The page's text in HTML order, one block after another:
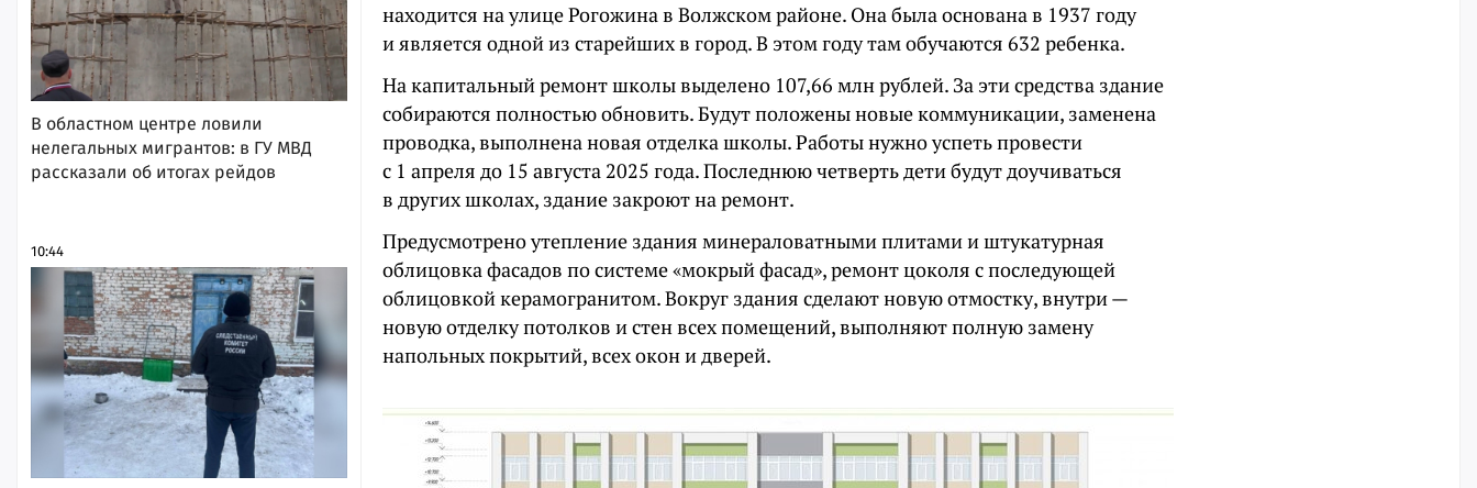
В областном центре ловили
нелегальных мигрантов: в ГУ МВД
рассказали об итогах рейдов
10:44
находится на улице Рогожина в Волжском районе. Она была основана в 1937 году
и является одной из старейших в город. В этом году там обучаются 632 ребенка.
На капитальный ремонт школы выделено 107,66 млн рублей. За эти средства здание
собираются полностью обновить. Будут положены новые коммуникации, заменена
проводка, выполнена новая отделка школы. Работы нужно успеть провести
с 1 апреля до 15 августа 2025 года. Последнюю четверть дети будут доучиваться
в других школах, здание закроют на ремонт.
Предусмотрено утепление здания минераловатными плитами и штукатурная
облицовка фасадов по системе «мокрый фасад», ремонт цоколя с последующей
облицовкой керамогранитом. Вокруг здания сделают новую отмостку, внутри —
новую отделку потолков и стен всех помещений, выполняют полную замену
напольных покрытий, всех окон и дверей.